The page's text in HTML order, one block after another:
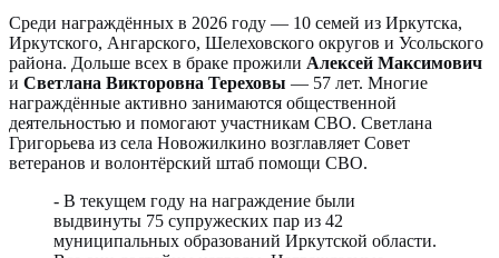
Среди награждённых в 2026 году — 10 семей из Иркутска,
Иркутского, Ангарского, Шелеховского округов и Усольского
района. Дольше всех в браке прожили Алексей Максимович
и Светлана Викторовна Тереховы — 57 лет. Многие
награждённые активно занимаются общественной
деятельностью и помогают участникам СВО. Светлана
Григорьева из села Новожилкино возглавляет Совет
ветеранов и волонтёрский штаб помощи СВО.
- В текущем году на награждение были
выдвинуты 75 супружеских пар из 42
муниципальных образований Иркутской области.